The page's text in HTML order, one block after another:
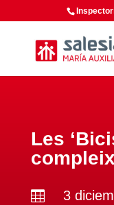
Les
 3